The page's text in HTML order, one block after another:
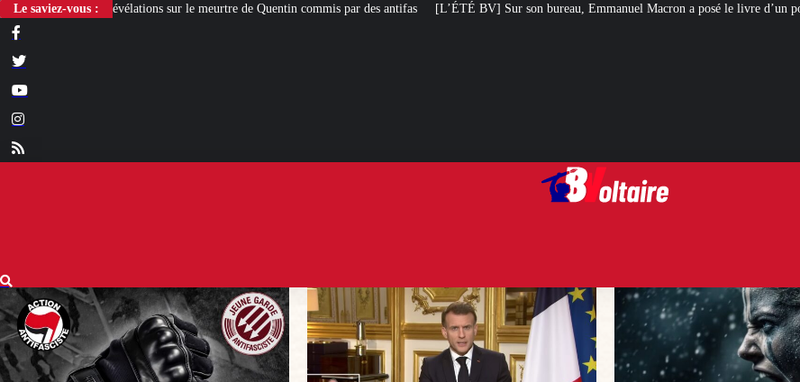
Le saviez-vous :
sur le meurtre de Quentin commis par des antifas [L’ÉTÉ BV] Sur son bureau, Emmanuel Macron a posé le livre d’un poète chilien stalinien et violeur